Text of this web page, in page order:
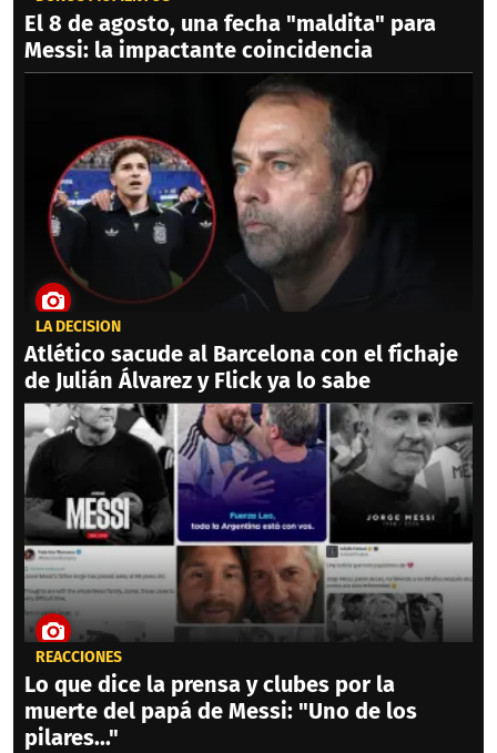
El 8 de agosto, una fecha "maldita" para
Messi: la impactante coincidencia
LA DECISIÓN
Atlético sacude al Barcelona con el fichaje
de Julián Álvarez y Flick ya lo sabe
REACCIONES
Lo que dice la prensa y clubes por la
muerte del papá de Messi: "Uno de los
pilares..."